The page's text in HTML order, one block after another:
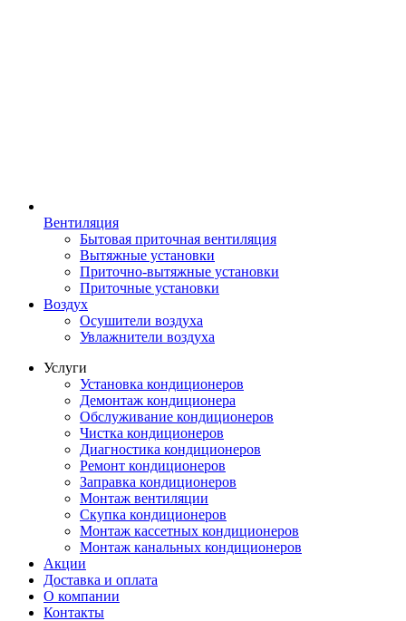
Вентиляция
Бытовая приточная вентиляция
Вытяжные установки
Приточно-вытяжные установки
Приточные установки
Воздух
Осушители воздуха
Увлажнители воздуха
Услуги
Установка кондиционеров
Демонтаж кондиционера
Обслуживание кондиционеров
Чистка кондиционеров
Диагностика кондиционеров
Ремонт кондиционеров
Заправка кондиционеров
Монтаж вентиляции
Скупка кондиционеров
Монтаж кассетных кондиционеров
Монтаж канальных кондиционеров
Акции
Доставка и оплата
О компании
Контакты